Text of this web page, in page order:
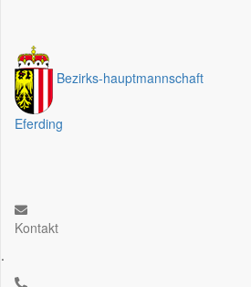
Bezirks-hauptmannschaft
Eferding
Kontakt
.